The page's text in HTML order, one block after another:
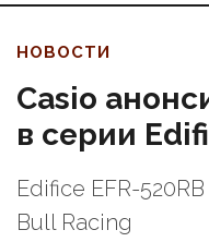
НОВОСТИ
Casio
в серии
Edifice EFR-
Bull Racing